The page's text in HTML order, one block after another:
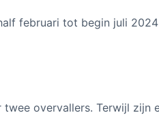
februari tot begin juli
overvallers. Terwijl zijn